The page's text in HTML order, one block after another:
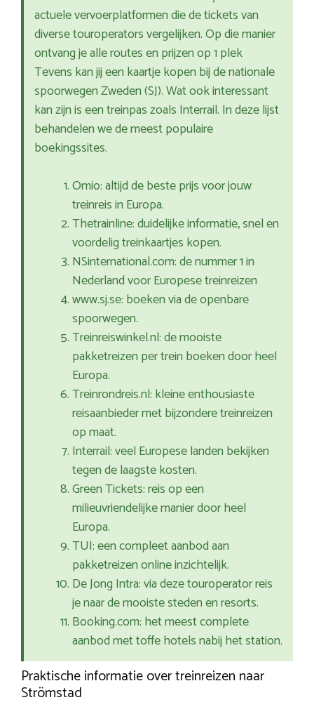
actuele vervoerplatformen die de tickets van
diverse touroperators vergelijken. Op die manier
ontvang je alle routes en prijzen op 1 plek
Tevens kan jij een kaartje kopen bij de nationale
spoorwegen Zweden (SJ). Wat ook interessant
kan zijn is een treinpas zoals Interrail. In deze lijst
behandelen we de meest populaire
boekingssites.
Omio: altijd de beste prijs voor jouw
treinreis in Europa.
Thetrainline: duidelijke informatie, snel en
voordelig treinkaartjes kopen.
NSinternational.com: de nummer 1 in
Nederland voor Europese treinreizen
www.sj.se: boeken via de openbare
spoorwegen.
Treinreiswinkel.nl: de mooiste
pakketreizen per trein boeken door heel
Europa.
Treinrondreis.nl: kleine enthousiaste
reisaanbieder met bijzondere treinreizen
op maat.
Interrail: veel Europese landen bekijken
tegen de laagste kosten.
Green Tickets: reis op een
milieuvriendelijke manier door heel
Europa.
TUI: een compleet aanbod aan
pakketreizen online inzichtelijk.
De Jong Intra: via deze touroperator reis
je naar de mooiste steden en resorts.
Booking.com: het meest complete
aanbod met toffe hotels nabij het station.
Praktische informatie over treinreizen naar
Strömstad